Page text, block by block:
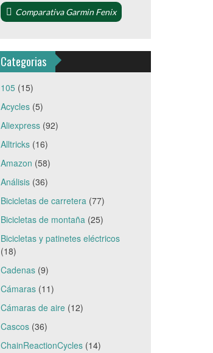
Comparativa Garmin Fenix
Categorias
105(15)
Acycles(5)
Aliexpress(92)
Alltricks(16)
Amazon (58)
Análisis(36)
Bicicletas de carretera(77)
Bicicletas de montaña(25)
Bicicletas y patinetes eléctricos
(18)
Cadenas(9)
Cámaras(11)
Cámaras de aire(12)
Cascos(36)
ChainReactionCycles(14)